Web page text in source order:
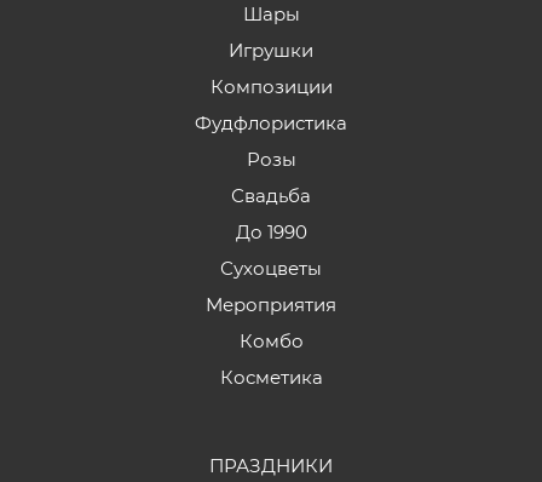
Шары
Игрушки
Композиции
Фудфлористика
Розы
Свадьба
До 1990
Сухоцветы
Мероприятия
Комбо
Косметика
ПРАЗДНИКИ